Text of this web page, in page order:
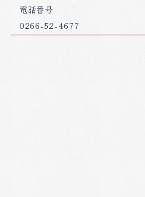
電話番号
0266-52-4677